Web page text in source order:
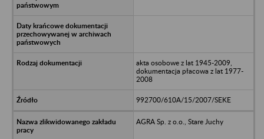
akta osobowe z lat 1945-2009,
dokumentacja płacowa z lat 1977-
2008
992700/610A/15/2007/SEKE
AGRA Sp. z o.o., Stare Juchy